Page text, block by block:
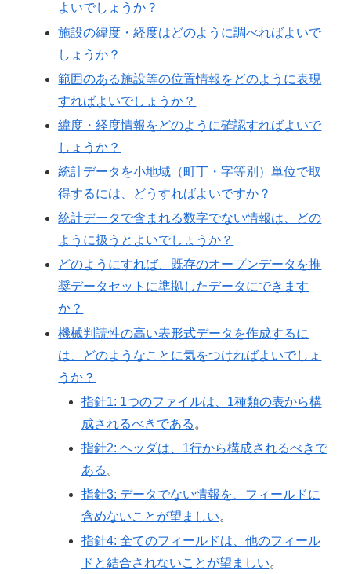
よいでしょうか？
施設の緯度・経度はどのように調べればよいで
しょうか？
範囲のある施設等の位置情報をどのように表現
すればよいでしょうか？
緯度・経度情報をどのように確認すればよいで
しょうか？
統計データを小地域（町丁・字等別）単位で取
得するには、どうすればよいですか？
統計データで含まれる数字でない情報は、どの
ように扱うとよいでしょうか？
どのようにすれば、既存のオープンデータを推
奨データセットに準拠したデータにできます
か？
機械判読性の高い表形式データを作成するに
は、どのようなことに気をつければよいでしょ
うか？
指針1: 1つのファイルは、1種類の表から構
成されるべきである 。
指針2: ヘッダは、1行から構成されるべきで
ある 。
指針3: データでない情報を、フィールドに
含めないことが望ましい。
指針4: 全てのフィールドは、他のフィール
ドと結合されないことが望ましい。